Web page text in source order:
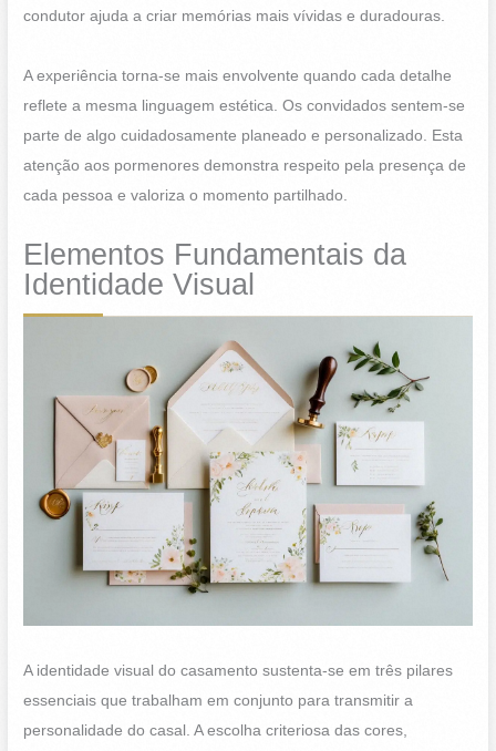
condutor ajuda a criar memórias mais vívidas e duradouras.
A experiência torna-se mais envolvente quando cada detalhe
reflete a mesma linguagem estética. Os convidados sentem-se
parte de algo cuidadosamente planeado e personalizado. Esta
atenção aos pormenores demonstra respeito pela presença de
cada pessoa e valoriza o momento partilhado.
Elementos Fundamentais da
Identidade Visual
A identidade visual do casamento sustenta-se em três pilares
essenciais que trabalham em conjunto para transmitir a
personalidade do casal. A escolha criteriosa das cores,